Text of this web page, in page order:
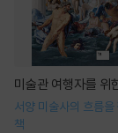
미술관 여행자를 위
서양 미술사의 흐름
책